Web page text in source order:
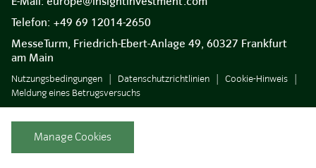
Telefon: +49 69 12014-2650
MesseTurm, Friedrich-Ebert-Anlage 49, 60327 Frankfurt
am Main
Nutzungsbedingungen Datenschutzrichtlinien
Cookie-Hinweis
Meldung eines Betrugsversuchs
Manage Cookies